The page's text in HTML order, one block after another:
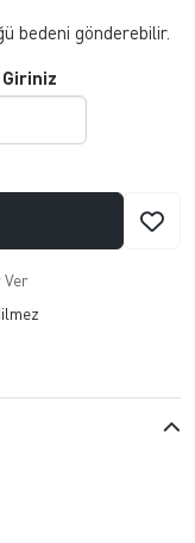
bedeni gönderebilir.
Ver